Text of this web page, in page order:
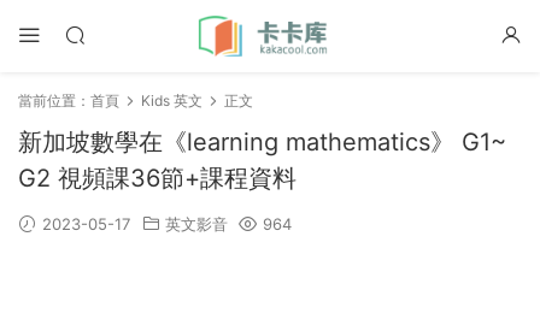
當前位置： 首頁 Kids 英文 正文
新加坡數學在《learning mathematics》 G1~
G2 視頻課36節+課程資料
2023-05-17 英文影音 964